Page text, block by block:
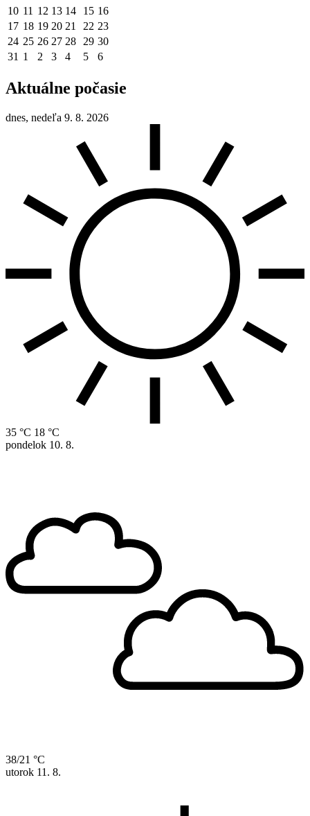
10 11 12 13 14 15 16
17 18 19 20 21 22 23
24 25 26 27 28 29 30
31 1 2 3 4 5 6
Aktuálne počasie
dnes, nedeľa 9. 8. 2026
35 °C 18 °C
pondelok 10. 8.
38/21 °C
utorok 11. 8.